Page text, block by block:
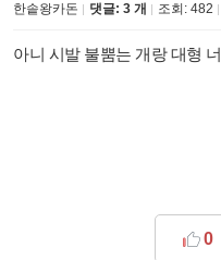
한솥왕카돈 댓글: 3 개 조회: 482
아니 시발 불뿜는 개랑 대형
0